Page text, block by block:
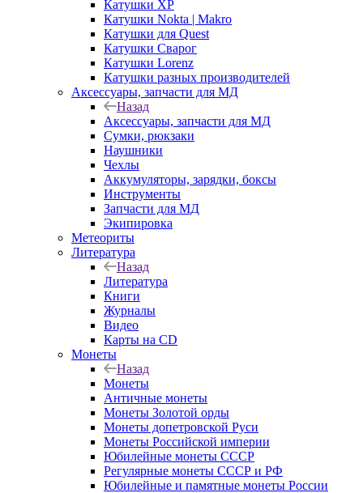
Катушки XP
Катушки Nokta | Makro
Катушки для Quest
Катушки Сварог
Катушки Lorenz
Катушки разных производителей
Аксессуары, запчасти для МД
Назад
Аксессуары, запчасти для МД
Сумки, рюкзаки
Наушники
Чехлы
Аккумуляторы, зарядки, боксы
Инструменты
Запчасти для МД
Экипировка
Метеориты
Литература
Назад
Литература
Книги
Журналы
Видео
Карты на CD
Монеты
Назад
Монеты
Античные монеты
Монеты Золотой орды
Монеты допетровской Руси
Монеты Российской империи
Юбилейные монеты СССР
Регулярные монеты СССР и РФ
Юбилейные и памятные монеты России